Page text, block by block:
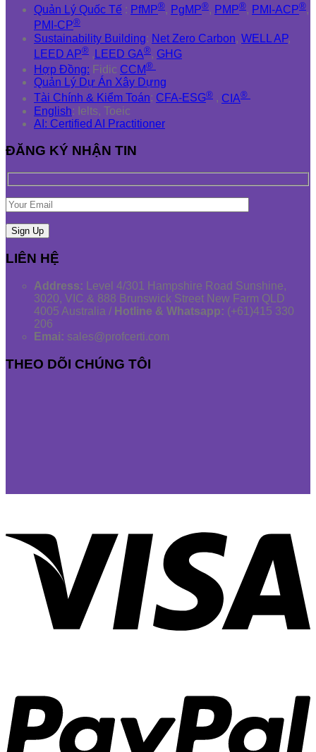
Quản Lý Quốc Tế : PfMP®, PgMP®, PMP®, PMI-ACP®,
PMI-CP®
Sustainability Building: Net Zero Carbon, WELL AP,
LEED AP® , LEED GA®, GHG
Hợp Đồng: Fidic CCM®
Quản Lý Dự Án Xây Dựng
Tài Chính & Kiểm Toán: CFA-ESG® , CIA®
English: Ielts, Toeic
AI: Certified AI Practitioner
ĐĂNG KÝ NHẬN TIN
LIÊN HỆ
Address: Level 4/301 Hampshire Road Sunshine,
3020, VIC & 888 Brunswick Street New Farm QLD
4005 Australia / Hotline & Whatsapp: (+61)415 330
206
Emai: sales@profcerti.com
THEO DÕI CHÚNG TÔI